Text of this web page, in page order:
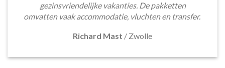
gezinsvriendelijke vakanties. De pakketten
omvatten vaak accommodatie, vluchten en transfer.
Richard Mast / Zwolle